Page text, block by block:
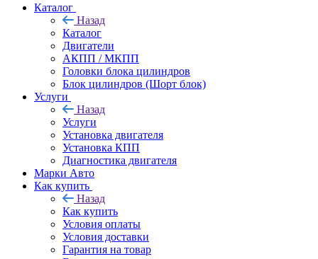
Каталог
Назад
Каталог
Двигатели
АКПП / МКПП
Головки блока цилиндров
Блок цилиндров (Шорт блок)
Услуги
Назад
Услуги
Установка двигателя
Установка КПП
Диагностика двигателя
Марки Авто
Как купить
Назад
Как купить
Условия оплаты
Условия доставки
Гарантия на товар